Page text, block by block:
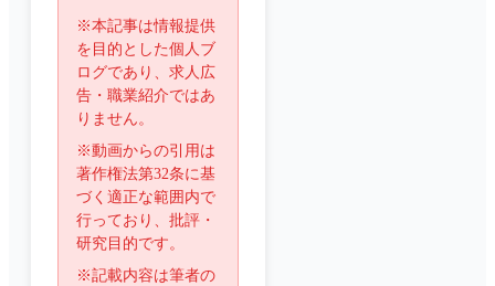
※本記事は情報提供
を目的とした個人ブ
ログであり、求人広
告・職業紹介ではあ
りません。
※動画からの引用は
著作権法第32条に基
づく適正な範囲内で
行っており、批評・
研究目的です。
※記載内容は筆者の